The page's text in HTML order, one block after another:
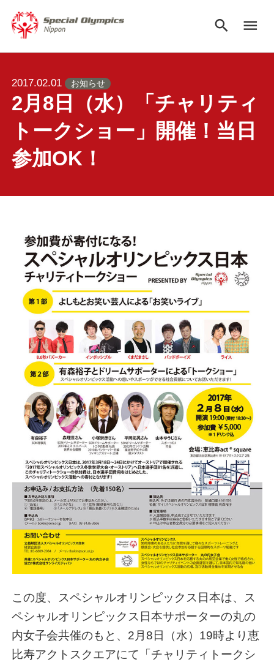
search menu
2017.02.01 お知らせ
2月8日（水）「チャリティ
トークショー」開催！当日
参加OK！
この度、スペシャルオリンピックス日本は、ス
ペシャルオリンピックス日本サポーターの丸の
内女子会共催のもと、2月8日（水）19時より恵
比寿アクトスクエアにて「チャリティトークシ